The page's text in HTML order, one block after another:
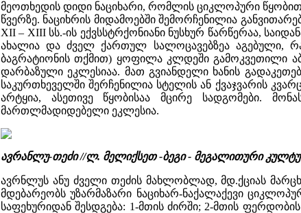
მეოთხედის დიდი ნაციხარი, რომლის ციკლოპური წყობით
წვერზე. ნაციხრის მიდამოებში შემორჩენილია
XII – XIII სს.-ის ექვსსტრქონიანი ნუსხურ წარწერაა,
ახალია და ძველ ქართულ სალოცავებზეა აგებული,
ბაგრატიონის თქმით) ყოფილა კლდეში გამოკვეთილი
დარბაზული ეკლესიაა. მათ გვიანდელი ხანის
საკურთხეველში შერჩენილია სტელის ან ქვაჯვარის
არტყია, ასეთივე წყობისაა მცირე სადგომები.
მართლმადიდებელი ეკლესია.
ავრანლუ-თეძი //ლ. მელიქსეთ -ბეგი - მეგალითური
ავრნლუს ანუ ძველი თეძის მახლობლად, მდ.ქციას
მდებარეობს უზარმაზარი ნაციხარ-ნაქალაქევი
საფეხურიდან შესდგება: 1-მთის ძირში; 2-მთის